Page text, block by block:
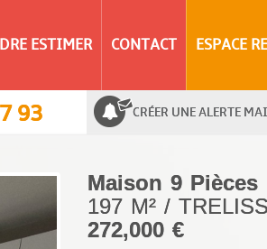
ESTIMER CONTACT ESPACE
93 CRÉER UNE ALERTE
Maison 9 Pièces
197 M² /
272,000 €